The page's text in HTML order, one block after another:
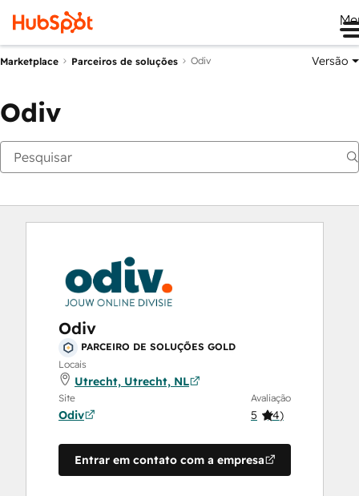
Marketplace Parceiros de soluções Odiv Versão
Odiv
Odiv
PARCEIRO DE SOLUÇÕES GOLD
Locais
Utrecht, Utrecht, NL
Site
Odiv
Avaliação
5 (4)
Entrar em contato com a empresa